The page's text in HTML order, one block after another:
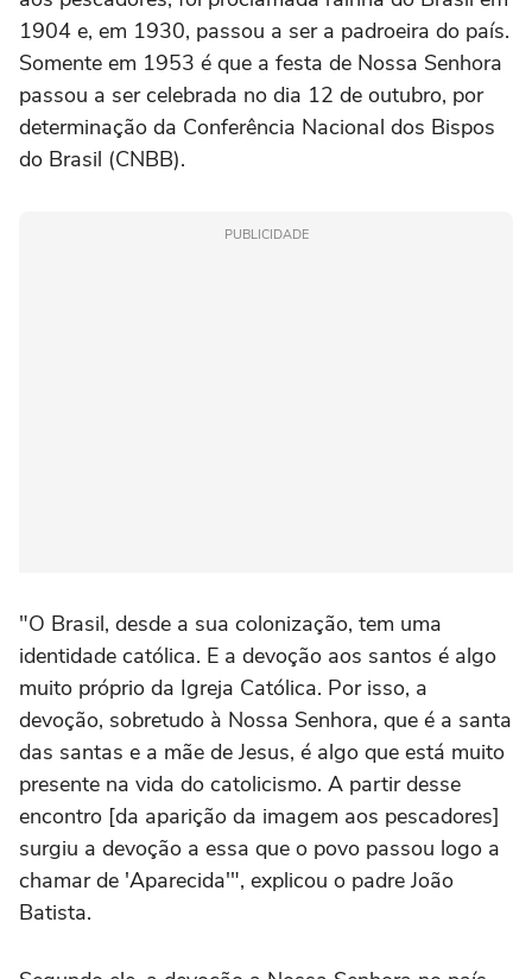
1904 e, em 1930, passou a ser a padroeira do país.
Somente em 1953 é que a festa de Nossa Senhora
passou a ser celebrada no dia 12 de outubro, por
determinação da Conferência Nacional dos Bispos
do Brasil (CNBB).
PUBLICIDADE
"O Brasil, desde a sua colonização, tem uma
identidade católica. E a devoção aos santos é algo
muito próprio da Igreja Católica. Por isso, a
devoção, sobretudo à Nossa Senhora, que é a santa
das santas e a mãe de Jesus, é algo que está muito
presente na vida do catolicismo. A partir desse
encontro [da aparição da imagem aos pescadores]
surgiu a devoção a essa que o povo passou logo a
chamar de 'Aparecida'", explicou o padre João
Batista.